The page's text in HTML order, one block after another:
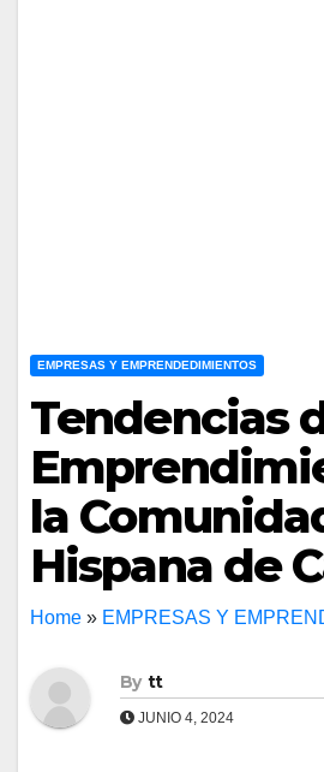
EMPRESAS Y EMPRENDEDIMIENTOS
Tendencias
la
Hispana de
Home » EMPRESAS Y
By tt
JUNIO 4, 2024